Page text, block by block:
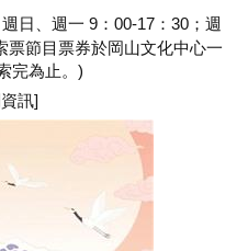
日、週一 9：00-17：30；週
票節目票券於岡山文化中心一
完為止。)
訊]